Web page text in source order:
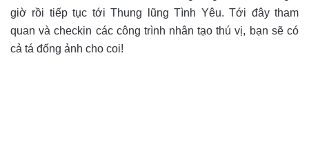
giờ rồi tiếp tục tới Thung lũng Tình Yêu. Tới đây tham
quan và checkin các công trình nhân tạo thú vị, bạn sẽ có
cả tá đống ảnh cho coi!